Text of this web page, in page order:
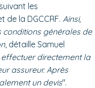
les
la DGCCRF. Ainsi,
conditions générales de
, détaille Samuel
directement la
assureur. Après
un devis".